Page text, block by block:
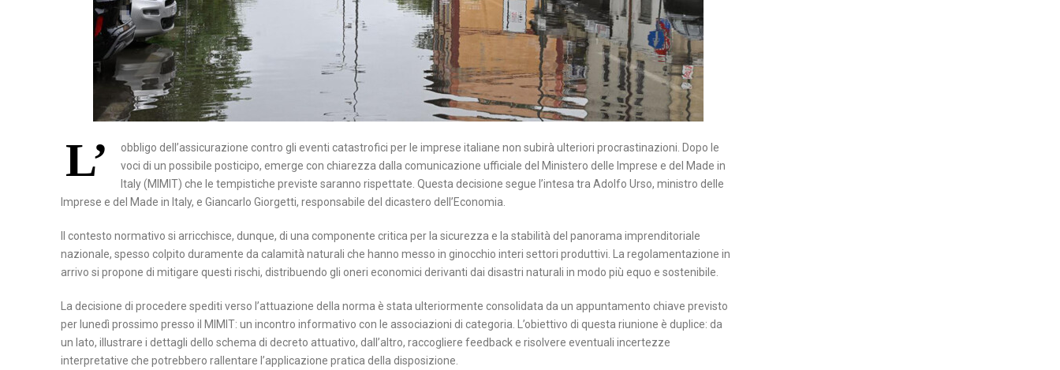
T
A
N
A
P
L
I
S
E
N
O
L’
obbligo dell’assicurazione contro gli eventi catastrofici per le imprese italiane non subirà ulteriori procrastinazioni. Dopo le
voci di un possibile posticipo, emerge con chiarezza dalla comunicazione ufficiale del Ministero delle Imprese e del Made in
Italy (MIMIT) che le tempistiche previste saranno rispettate. Questa decisione segue l’intesa tra Adolfo Urso, ministro delle
Imprese e del Made in Italy, e Giancarlo Giorgetti, responsabile del dicastero dell’Economia.
Il contesto normativo si arricchisce, dunque, di una componente critica per la sicurezza e la stabilità del panorama imprenditoriale
nazionale, spesso colpito duramente da calamità naturali che hanno messo in ginocchio interi settori produttivi. La regolamentazione in
arrivo si propone di mitigare questi rischi, distribuendo gli oneri economici derivanti dai disastri naturali in modo più equo e sostenibile.
La decisione di procedere spediti verso l’attuazione della norma è stata ulteriormente consolidata da un appuntamento chiave previsto
per lunedì prossimo presso il MIMIT: un incontro informativo con le associazioni di categoria. L’obiettivo di questa riunione è duplice: da
un lato, illustrare i dettagli dello schema di decreto attuativo, dall’altro, raccogliere feedback e risolvere eventuali incertezze
interpretative che potrebbero rallentare l’applicazione pratica della disposizione.